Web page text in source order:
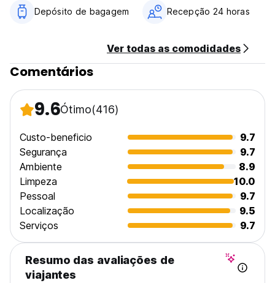
05. O hostel não aceita pagamento em moeda estrangeira
07. O hostel é 100% livre de fumo de tabaco e/ou
derivados.
08. Não são permitidos animais de estimação.
(após as 12:00) sujeitos a disponibilidade, com a aceitação
de um custo adicional antes ou depois dos horários de
10. Os dados pessoais fornecidos serão utilizados apenas
para os serviços solicitados. (Auto-translated from original
language)
Depósito de bagagem Recepção 24 horas
Ver todas as comodidades
Comentários
9.6Ótimo(416)
Custo-beneficio
9.7
Segurança
9.7
Ambiente
8.9
Limpeza
10.0
Pessoal
9.7
Localização
9.5
Serviços
9.7
Resumo das avaliações de
viajantes